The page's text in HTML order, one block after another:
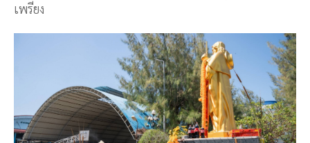
เพรียง